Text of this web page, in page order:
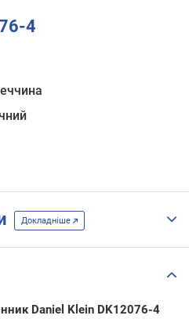
4
Докладніше
Daniel Klein DK12076-4